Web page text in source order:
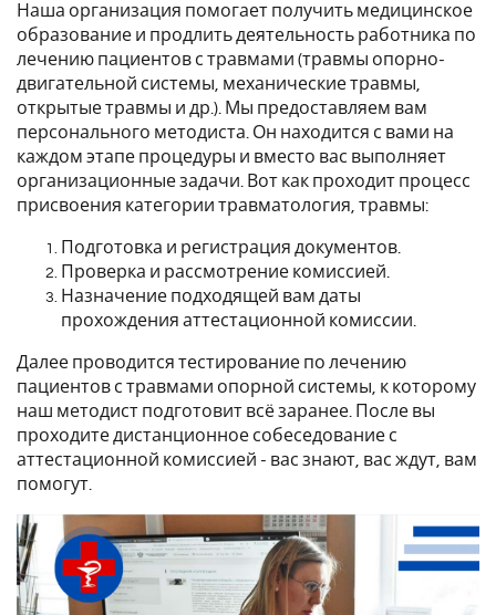
Наша организация помогает получить медицинское
образование и продлить деятельность работника по
лечению пациентов с травмами (травмы опорно-
двигательной системы, механические травмы,
открытые травмы и др.). Мы предоставляем вам
персонального методиста. Он находится с вами на
каждом этапе процедуры и вместо вас выполняет
организационные задачи. Вот как проходит процесс
присвоения категории травматология, травмы:
Подготовка и регистрация документов.
Проверка и рассмотрение комиссией.
Назначение подходящей вам даты
прохождения аттестационной комиссии.
Далее проводится тестирование по лечению
пациентов с травмами опорной системы, к которому
наш методист подготовит всё заранее. После вы
проходите дистанционное собеседование с
аттестационной комиссией - вас знают, вас ждут, вам
помогут.